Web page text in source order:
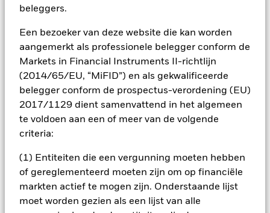
beleggers.
Een bezoeker van deze website die kan worden
aangemerkt als professionele belegger conform de
Markets in Financial Instruments II-richtlijn
(2014/65/EU, “MiFID”) en als gekwalificeerde
belegger conform de prospectus-verordening (EU)
2017/1129 dient samenvattend in het algemeen
te voldoen aan een of meer van de volgende
criteria:
(1) Entiteiten die een vergunning moeten hebben
of gereglementeerd moeten zijn om op financiële
markten actief te mogen zijn. Onderstaande lijst
moet worden gezien als een lijst van alle
alternatieve energie en energietechnologieën zoals
risico's en kansen in verband met het thema duurzame
energie te beheren, hun risico's op het vlak van milieu,
maatschappij en governance (ESG) en potentieelfactoren.
Het Fonds belegt niet in bedrijven die in de volgende
Industry Classification Standard): steenkool en hulpstoffen,
olie- en gasexploratie en -productie, en geïntegreerde olie-
en gasbedrijven. Het Fonds hanteert een best-in-class-
Fonds de beste emittenten selecteert (vanuit ESG-oogpunt)
voor elke relevante activiteitensector (zonder enige
activiteitensector uit te sluiten). Meer dan 90% van de
ESG-rating of werd geanalyseerd voor ESG-doeleinden. Het